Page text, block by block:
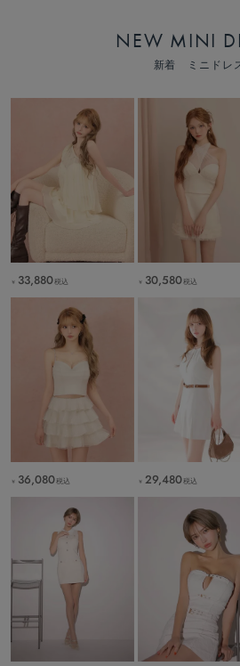
NEW MINI
新着 ミニドレ
￥ 33,880税込 ￥ 30,580税込
￥ 36,080税込 ￥ 29,480税込